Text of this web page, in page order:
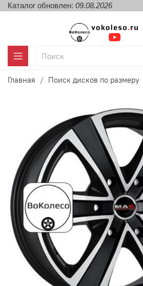
Каталог обновлен: 09.08.2026
Главная Поиск дисков по размеру